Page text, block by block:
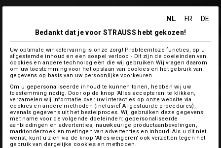
NL FR
DE
Bedankt dat je voor STRAUSS hebt gekozen!
Uw optimale winkelervaring is onze zorg! Probleemloze functies, op u
afgestemde inhoud en een soepel verloop - Dit zijn de doeleinden van
cookies en andere technologieën die wij gebruiken.Wij vragen daarom
om uw toestemming voor het opslaan van cookies en het gebruik van
gegevens op basis van uw persoonlijke voorkeuren.
Om u gepersonaliseerde inhoud te kunnen tonen, hebben wij uw
toestemming nodig. Door op de knop 'Alles accepteren' te klikken,
verzamelen wij informatie over uw interacties op onze website via
cookies en andere methoden (inclusief AI-gestuurde procedures),
evenals gegevens uit het bestelproces. Wij gebruiken deze gegevens
met name voor de volgende doeleinden: gepersonaliseerde
aanbiedingen en advertenties, nauwkeurige productaanbevelingen,
marktonderzoek en metingen van advertenties en inhoud. Als u dit niet
wenst, kunt u zich via de knop 'Alles weigeren' ook verzetten tegen het
gebruik van dergelijke cookies en methoden.